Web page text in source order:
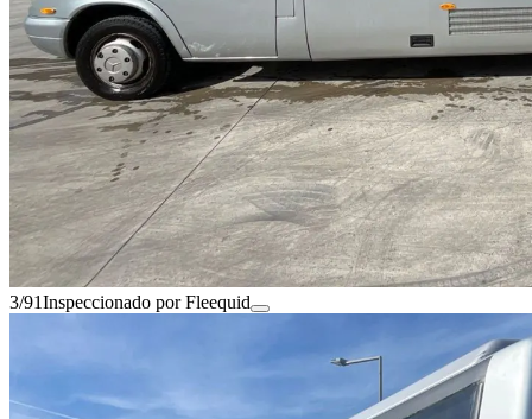
3/91Inspeccionado por Fleequid